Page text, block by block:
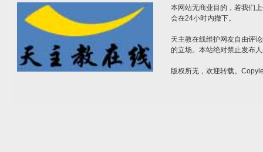
本网站无商业目的，若我们
会在24小时内撤下。
天主教在线维护网友自由评
的立场。本站绝对禁止发布
版权所无，欢迎转载。